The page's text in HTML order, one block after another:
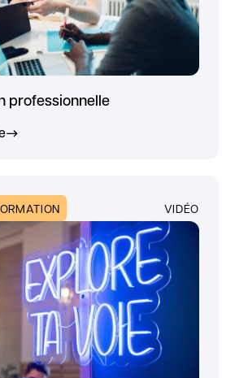
professionnelle
VIDÉO